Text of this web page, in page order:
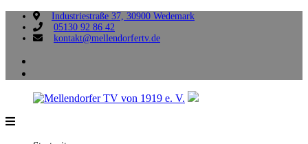
Zum
Inhalt
springen
Industriestraße 37, 30900 Wedemark
05130 92 86 42
kontakt@mellendorfertv.de